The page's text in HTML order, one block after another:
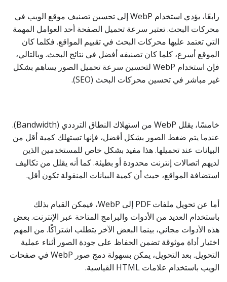
رابعًا، يؤدي استخدام WebP إلى تحسين تصنيف موقع الويب في
محركات البحث. تعتبر سرعة تحميل الصفحة أحد العوامل المهمة
التي تعتمد عليها محركات البحث في تقييم المواقع. فكلما كان
الموقع أسرع، كلما كان تصنيفه أفضل في نتائج البحث. وبالتالي،
فإن استخدام WebP لتحسين سرعة تحميل الصور يساهم بشكل
غير مباشر في تحسين محركات البحث (SEO).
خامسًا، يقلل WebP من استهلاك النطاق الترددي (Bandwidth).
عندما يتم ضغط الصور بشكل أفضل، فإنها تستهلك كمية أقل من
البيانات عند تحميلها. هذا مفيد بشكل خاص للمستخدمين الذين
لديهم اتصالات إنترنت محدودة أو بطيئة. كما أنه يقلل من تكاليف
استضافة المواقع، حيث أن كمية البيانات المنقولة تكون أقل.
أما عن تحويل ملفات PDF إلى WebP، فيمكن القيام بذلك
باستخدام العديد من الأدوات والبرامج المتاحة عبر الإنترنت. بعض
هذه الأدوات مجاني، بينما البعض الآخر يتطلب اشتراكًا. من المهم
اختيار أداة موثوقة تضمن الحفاظ على جودة الصور أثناء عملية
التحويل. بعد التحويل، يمكن بسهولة دمج صور WebP في صفحات
الويب باستخدام علامات HTML القياسية.